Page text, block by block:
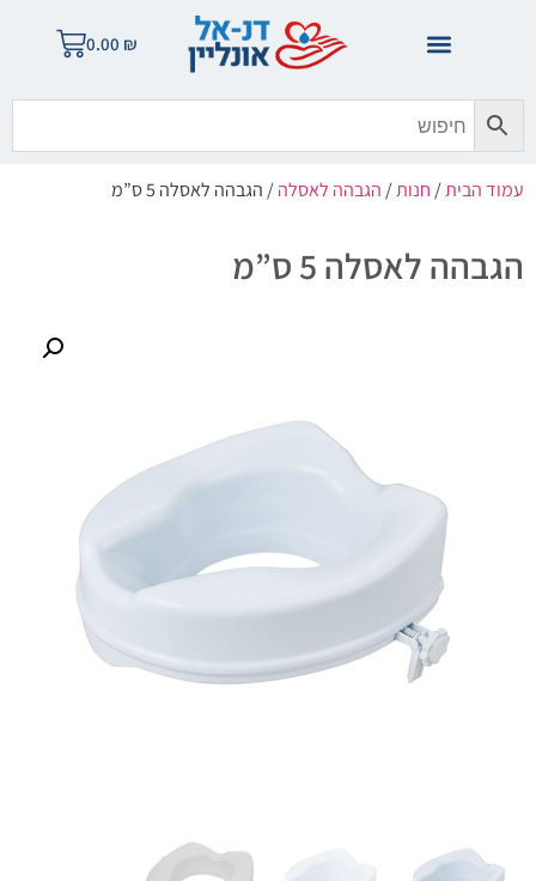
0.00 ₪
עמוד הבית/חנות/הגבהה לאסלה/ הגבהה לאסלה 5 ס”מ
הגבהה לאסלה 5 ס”מ